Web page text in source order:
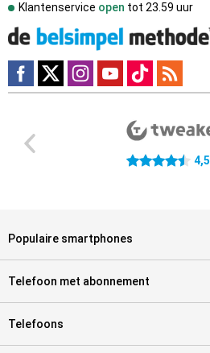
Klantenservice open tot 23.59 uur
4.5 sterren 4,5
Populaire smartphones
Telefoon met abonnement
Telefoons